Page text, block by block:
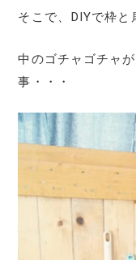
そこで、DIYで枠と
中のゴチャゴチャ
事・・・